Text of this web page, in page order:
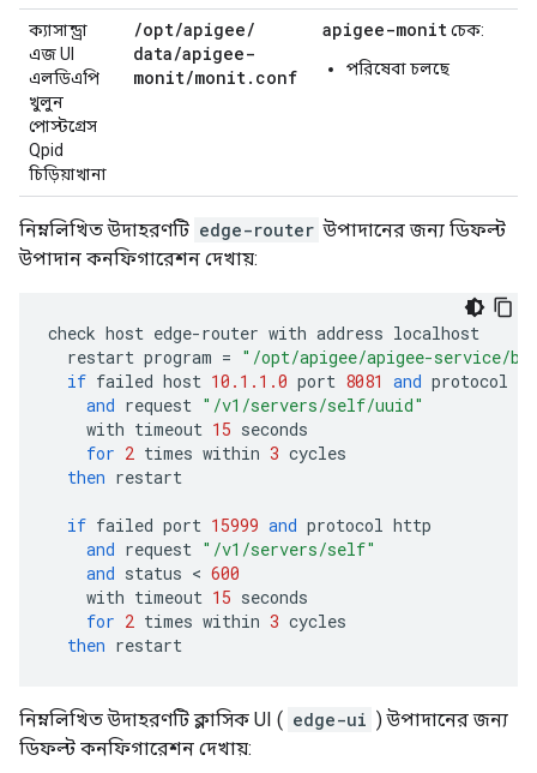
ক্যাসান্ড্রা
এজ UI
এলডিএপি
খুলুন
পোস্টগ্রেস
Qpid
চিড়িয়াখানা
/opt/apigee/
data/apigee-
monit/monit. conf
apigee-monitচেক:
পরিষেবা চলছে
নিম্নলিখিত উদাহরণটি edge-router উপাদানের জন্য ডিফল্ট
উপাদান কনফিগারেশন দেখায়:
check host edge-router with address localhost
restart program = "/opt/apigee/apigee-service/
if failed host 10.1.1.0 port 8081 and protocol
and request "/v1/servers/self/uuid"
with timeout 15 seconds
for 2 times within 3 cycles
then restart
if failed port 15999 and protocol http
and request "/v1/servers/self"
and status < 600
with timeout 15 seconds
for 2 times within 3 cycles
then restart
নিম্নলিখিত উদাহরণটি ক্লাসিক UI ( edge-ui ) উপাদানের জন্য
ডিফল্ট কনফিগারেশন দেখায়: